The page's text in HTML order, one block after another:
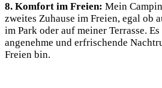
8. Komfort im Freien: Mein
zweites Zuhause im Freien, egal ob
im Park oder auf meiner Terrasse.
angenehme und erfrischende
Freien bin.